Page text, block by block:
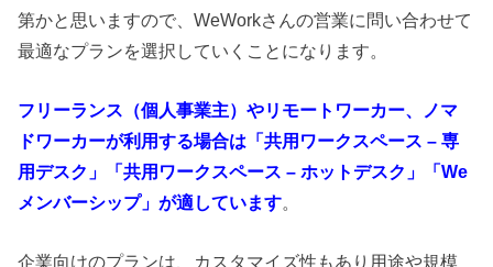
第かと思いますので、WeWorkさんの営業に問い合わせて
最適なプランを選択していくことになります。
フリーランス（個人事業主）やリモートワーカー、ノマ
ドワーカーが利用する場合は「共用ワークスペース – 専
用デスク」「共用ワークスペース – ホットデスク」「We
メンバーシップ」が適しています。
企業向けのプランは、カスタマイズ性もあり用途や規模